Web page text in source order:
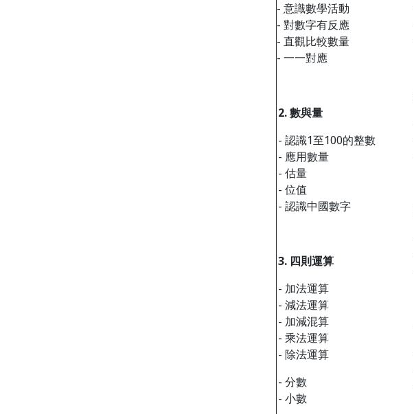
- 意識數學活動
- 對數字有反應
- 直觀比較數量
- 一一對應
2.數與量
- 認識1至100的整數
- 應用數量
- 估量
- 位值
- 認識中國數字
3. 四則運算
- 加法運算
- 減法運算
- 加減混算
- 乘法運算
- 除法運算
- 分數
- 小數